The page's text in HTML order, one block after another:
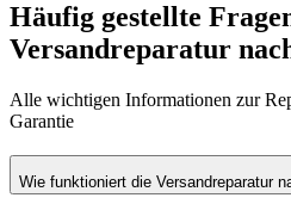
Häufig gestellte
Versandreparatur
Alle wichtigen Informationen zur
Garantie
Wie funktioniert die Versandreparatur